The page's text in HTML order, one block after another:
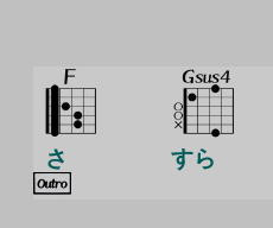
さ すら